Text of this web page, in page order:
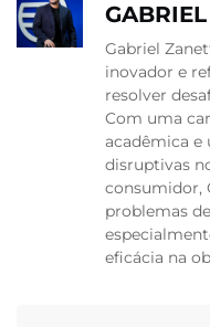
Gabriel
inovador e
resolver
Com uma
acadêmica e
disruptivas
consumidor,
problemas
eficácia na